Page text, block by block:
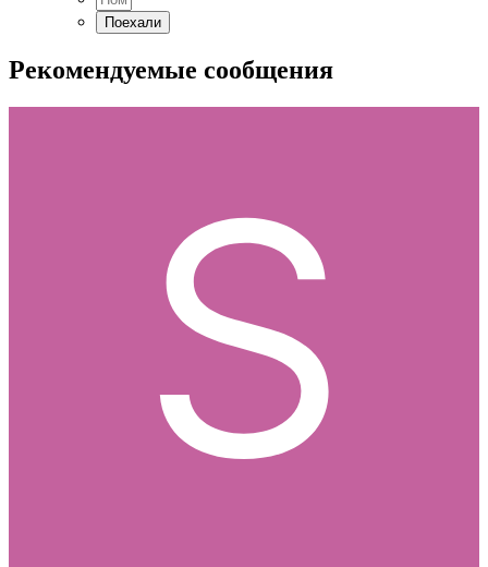
Рекомендуемые сообщения